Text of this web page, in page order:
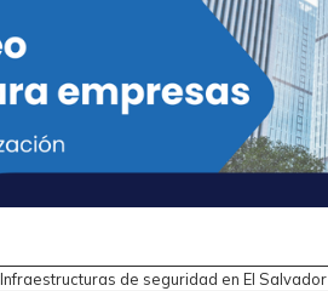
Infraestructuras de seguridad en El Salvador